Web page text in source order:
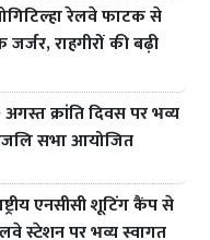
रेलवे फाटक से
राहगीरों की बढ़ी
क्रांति दिवस पर भव्य
सभा आयोजित
एनसीसी शूटिंग कैंप से
स्टेशन पर भव्य स्वागत